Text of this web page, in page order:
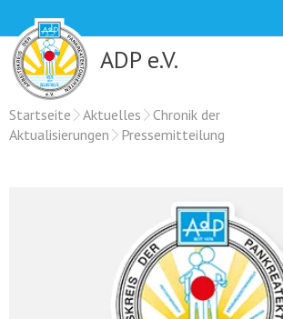
content
ADP e.V.
Startseite Aktuelles
Chronik der
Aktualisierungen
Pressemitteilung